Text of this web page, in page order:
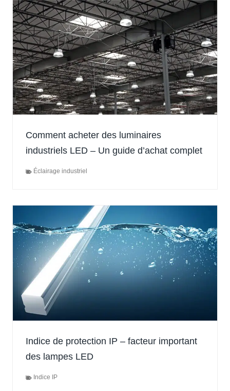
Comment acheter des luminaires
industriels LED – Un guide d’achat complet
Éclairage industriel
Indice de protection IP – facteur important
des lampes LED
Indice IP